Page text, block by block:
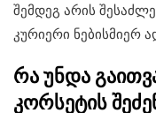
შემდეგ არის
კურიერი ნებისმიერ
რაუნდა
კორსეტის